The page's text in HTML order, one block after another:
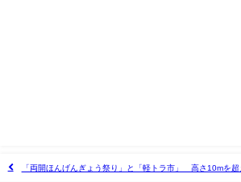
「両開ほんげんぎょう祭り」と「軽トラ市」 高さ10mを超